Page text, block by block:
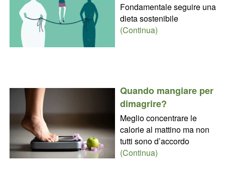
Fondamentale seguire una
dieta sostenibile
(Continua)
Quando mangiare per
dimagrire?
Meglio concentrare le
calorie al mattino ma non
tutti sono d’accordo
(Continua)